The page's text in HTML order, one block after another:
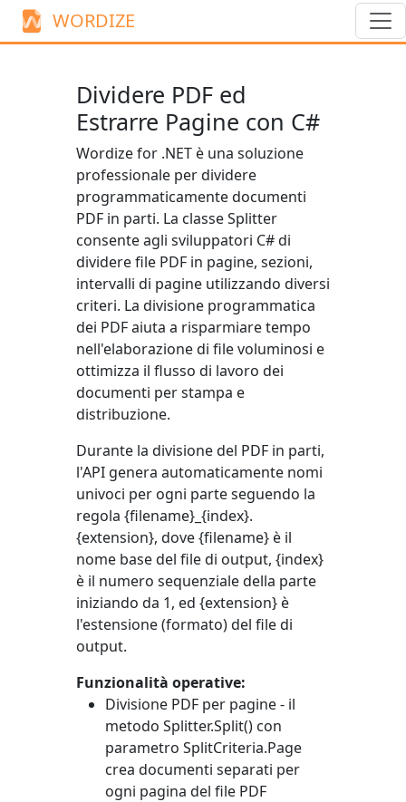
WORDIZE
Dividere PDF ed
Estrarre Pagine con C#
Wordize for .NET è una soluzione
professionale per dividere
programmaticamente documenti
PDF in parti. La classeSplitter
consente agli sviluppatori C# di
dividere file PDF in pagine, sezioni,
intervalli di pagine utilizzando diversi
criteri. La divisione programmatica
dei PDF aiuta a risparmiare tempo
nell'elaborazione di file voluminosi e
ottimizza il flusso di lavoro dei
documenti per stampa e
distribuzione.
Durante la divisione del PDF in parti,
l'API genera automaticamente nomi
univoci per ogni parte seguendo la
regola {filename}_{index}.
{extension}, dove {filename} è il
nome base del file di output, {index}
è il numero sequenziale della parte
iniziando da 1, ed {extension} è
l'estensione (formato) del file di
output.
Funzionalità operative:
Divisione PDF per pagine - il
metodo Splitter.Split() con
parametro SplitCriteria.Page
crea documenti separati per
ogni pagina del file PDF